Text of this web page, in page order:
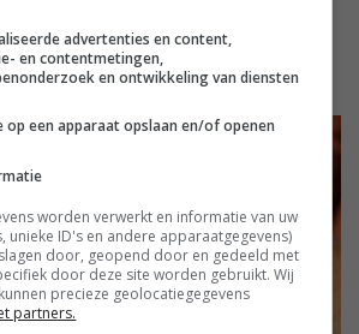
VAN TEUFEL
advertenties en content,
en contentmetingen,
en ontwikkeling van diensten
op een apparaat opslaan en/of openen
worden verwerkt en informatie van uw
unieke ID's en andere apparaatgegevens)
door, geopend door en gedeeld met
door deze site worden gebruikt. Wij
precieze geolocatiegegevens
partners.